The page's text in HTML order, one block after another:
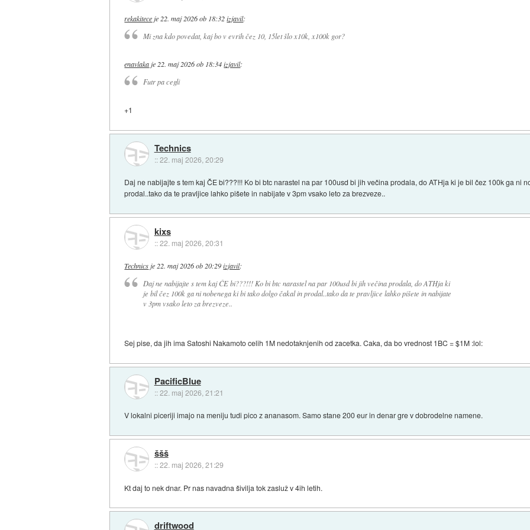
rekakitece je 22. maj 2026 ob 18:32 izjavil:
Mi zna kdo povedat, kaj bo v evrih čez 10, 15let šlo x10k, x100k gor?
enavlaka je 22. maj 2026 ob 18:34 izjavil:
Futr pa cegli
+1
Technics
::22. maj 2026, 20:29
Daj ne nabijajte s tem kaj ČE bi???!!! Ko bi btc narastel na par 100usd bi jih večina prodala, do ATHja ki je bil čez 100k ga ni
prodal..tako da te pravljice lahko pišete in nabijate v 3pm vsako leto za brezveze..
kixs
::22. maj 2026, 20:31
Technics je 22. maj 2026 ob 20:29 izjavil:
Daj ne nabijajte s tem kaj ČE bi???!!! Ko bi btc narastel na par 100usd bi jih večina prodala, do ATHja ki
je bil čez 100k ga ni nobenega ki bi tako dolgo čakal in prodal..tako da te pravljice lahko pišete in nabijate
v 3pm vsako leto za brezveze..
Sej pise, da jih ima Satoshi Nakamoto celih 1M nedotaknjenih od zacetka. Caka, da bo vrednost 1BC = $1M :lol:
PacificBlue
::22. maj 2026, 21:21
V lokalni piceriji imajo na meniju tudi pico z ananasom. Samo stane 200 eur in denar gre v dobrodelne namene.
ššš
::22. maj 2026, 21:29
Kt daj to nek dnar. Pr nas navadna šivilja tok zasluž v 4ih letih.
driftwood